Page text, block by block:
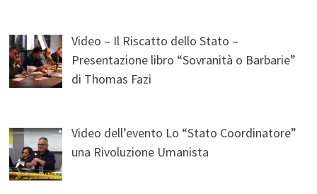
Video – Il Riscatto dello Stato –
Presentazione libro “Sovranità o Barbarie”
di Thomas Fazi
Video dell’evento Lo “Stato Coordinatore”
una Rivoluzione Umanista